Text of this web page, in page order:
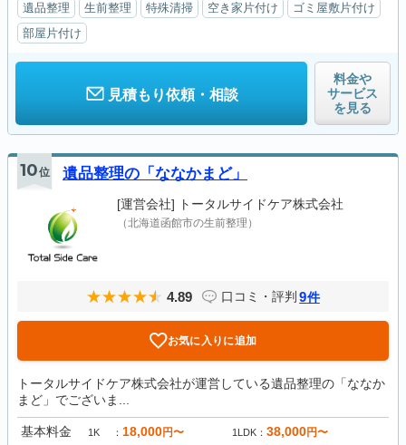
遺品整理 生前整理 特殊清掃 空き家片付け
ゴミ屋敷片付け
部屋片付け
見積もり依頼・相談
料金や
サービス
を見る
10位 遺品整理の「ななかまど」
[運営会社] トータルサイドケア株式会社
（北海道函館市の生前整理）
4.89 口コミ・評判 9件
お気に入りに追加
トータルサイドケア株式会社が運営している遺品整理の「ななか
まど」でございま...
基本料金 1K 18,000円〜 1LDK 38,000円〜